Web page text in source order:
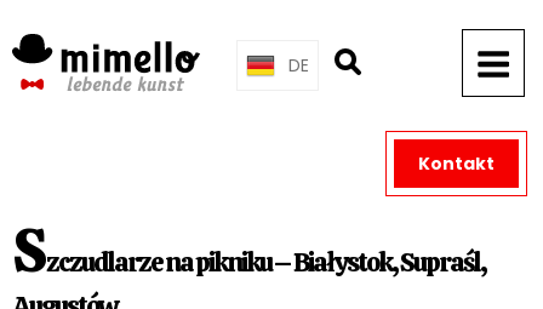
to
content
DE
Szczudlarze na pikniku – Białystok, Supraśl,
Kontakt